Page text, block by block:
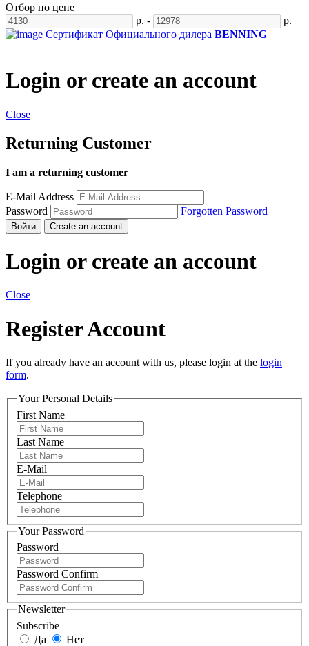
Отбор по цене
р. -
р.
Сертификат Официального дилера BENNING
Login or create an account
Close
Returning Customer
I am a returning customer
E-Mail Address
Password
Forgotten Password
Войти Create an account
Login or create an account
Close
Register Account
If you already have an account with us, please login at the login
form.
Your Personal Details
First Name
Last Name
E-Mail
Telephone
Your Password
Password
Password Confirm
Newsletter
Subscribe
Да
Нет